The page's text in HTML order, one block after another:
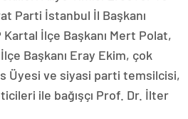
Parti İstanbul İl Başkanı
İlçe Başkanı Mert Polat,
Başkanı Eray Ekim, çok
Üyesi ve siyasi parti temsilcisi,
ile bağışçı Prof. Dr. İlter